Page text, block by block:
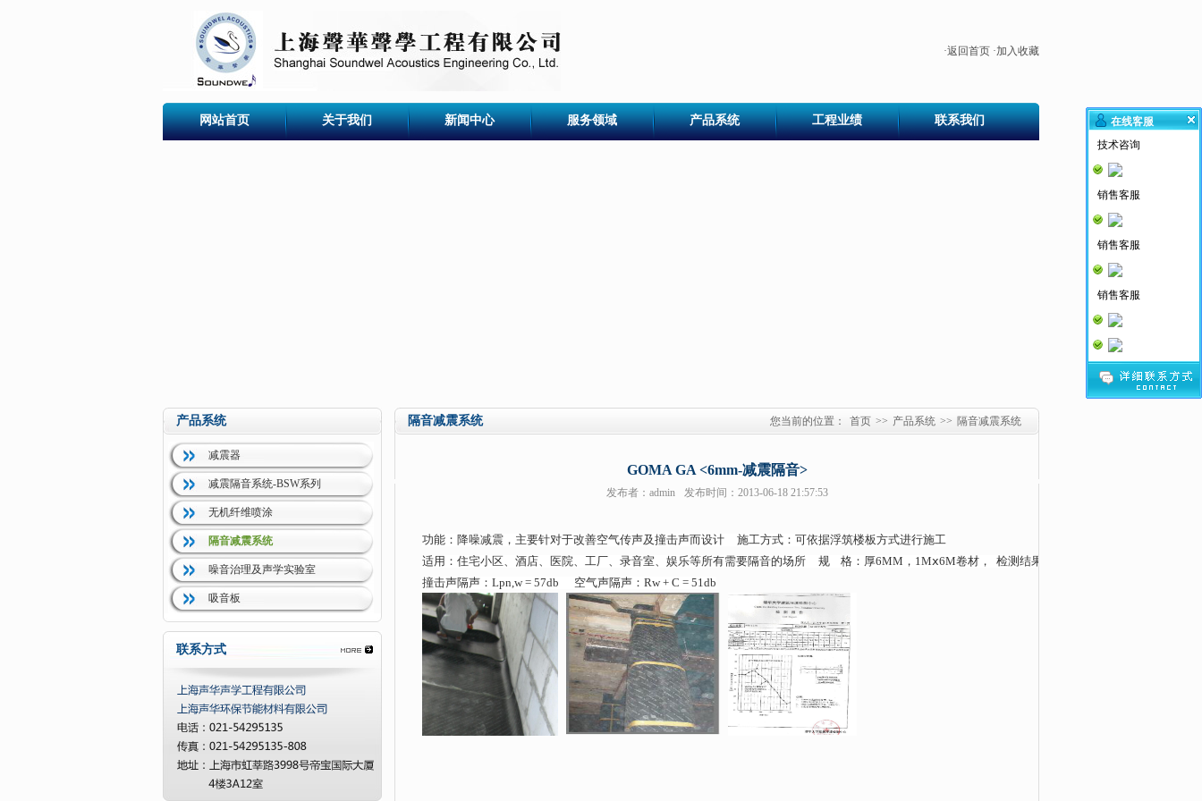
·返回首页 ·加入收藏
网站首页 关于我们 新闻中心 服务领域 产品系统 工程业绩 联系我们
产品系统
减震器
减震隔音系统-BSW系列
无机纤维喷涂
隔音减震系统
噪音治理及声学实验室
吸音板
联系方式
您当前的位置： 首页 >> 产品系统 >> 隔音减震系统
隔音减震系统
GOMA GA <6mm-减震隔音>
发布者： admin 发布时间：2013-06-18 21:57:53
功能：降噪减震，主要针对于改善空气传声及撞击声而设计
施工方式：可依据浮筑楼板方式进行施工
适用：住宅小区、酒店、医院、工厂、录音室、娱乐等所有需要隔音的场所
规 格：厚6MM ， 1Mⅹ6M卷材， 检测结果：铺设在
撞击声隔声： Lpn,w = 57db 空气声隔声： Rw + C = 51db
在线客服
技术咨询
销售客服
销售客服
销售客服